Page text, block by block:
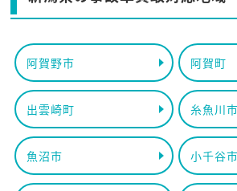
阿賀野市 阿賀町
出雲崎町 糸魚川市
魚沼市 小千谷市